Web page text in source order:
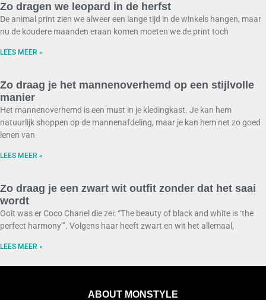
Zo dragen we leopard in de herfst
De animal print zien we alweer een lange tijd in de winkels hangen, maar
nu de koudere maanden eraan komen moeten we de print toch
LEES MEER »
Zo draag je het mannenoverhemd op een stijlvolle
manier
Het mannenoverhemd is een must in je kledingkast. Je kan hem
natuurlijk shoppen op de mannenafdeling, maar je kan hem net zo goed
lenen van
LEES MEER »
Zo draag je een zwart wit outfit zonder dat het saai
wordt
Ooit was er Coco Chanel die zei: “The beauty of black and white is ‘the
perfect harmony’”. Volgens haar heeft zwart en wit het allemaal,
LEES MEER »
ABOUT MONSTYLE